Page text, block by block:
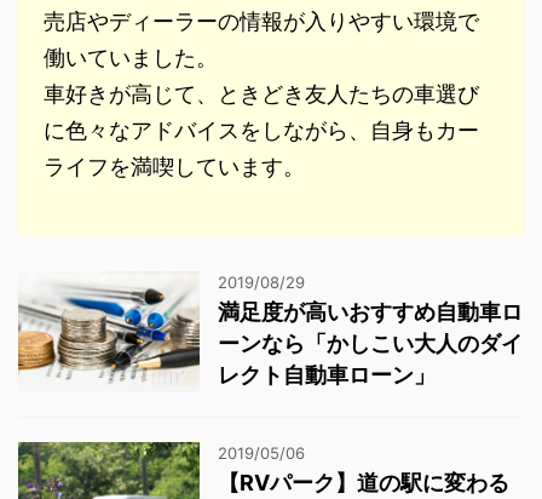
売店やディーラーの情報が入りやすい環境で
働いていました。
車好きが高じて、ときどき友人たちの車選び
に色々なアドバイスをしながら、自身もカー
ライフを満喫しています。
2019/08/29
満足度が高いおすすめ自動車ロ
ーンなら「かしこい大人のダイ
レクト自動車ローン」
2019/05/06
【RVパーク】道の駅に変わる